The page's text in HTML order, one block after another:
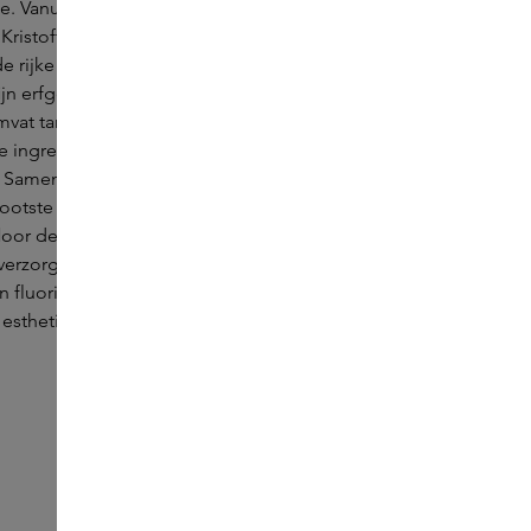
Vanuit het hart van Stockholm is Selahatin
Vural, geïnspireerd door zijn
rijke mix van Scandinavische en Oosterse
erfgoed vormen. Het unieke assortiment
tandpasta, mondwater en -spray verrijkt
ingrediënten voor een ongeëvenaarde
in samenwerking met
mondverzorgingsfabrikant en
de Zweedse tandheelkundige vereniging,
ingrediënten zoals witmakers,
fluoride. Laat je verleiden door Selahatin's
en ambachtelijk vervaardigde